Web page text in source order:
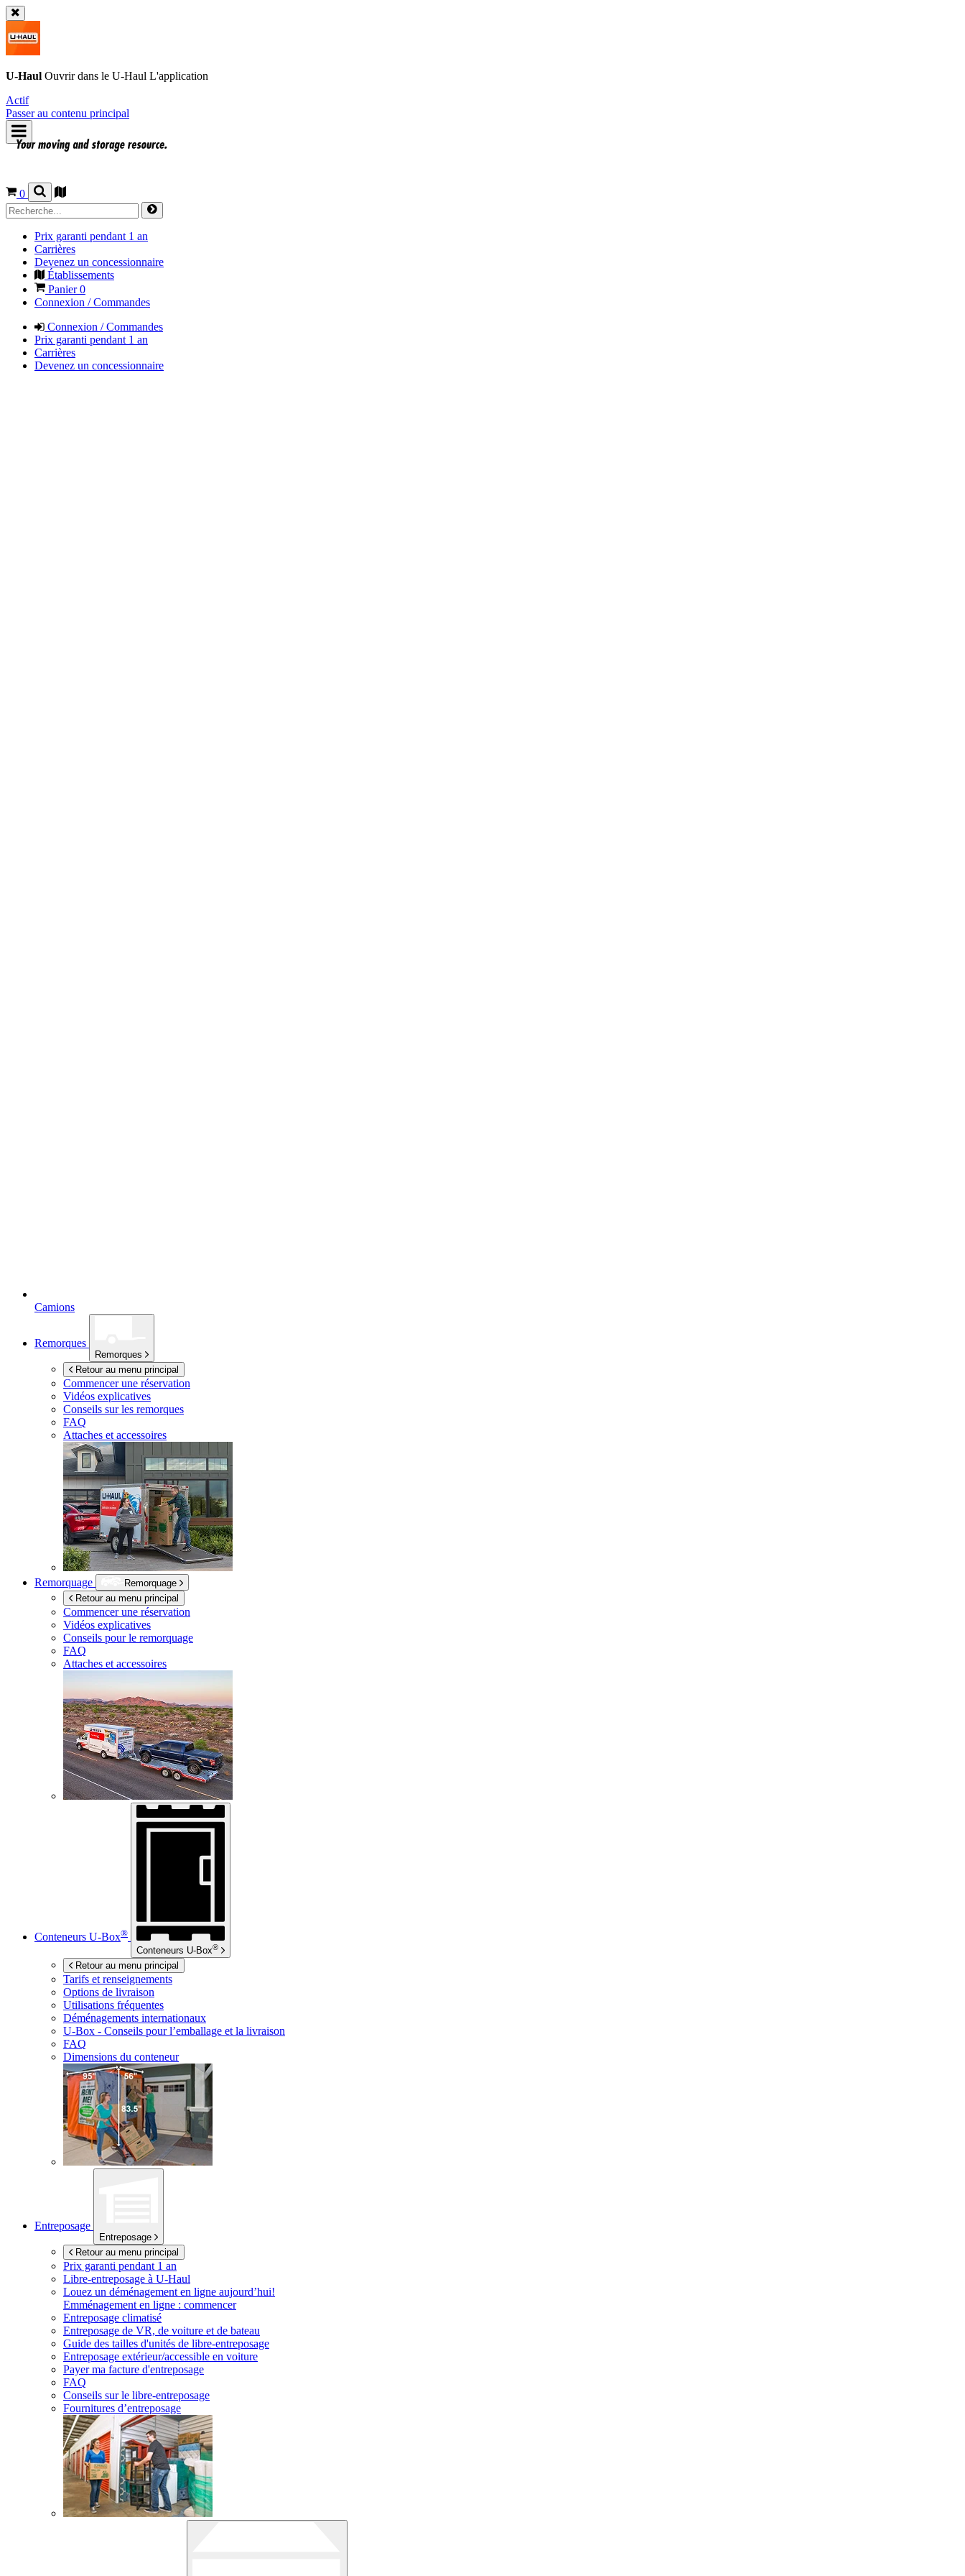
U-Haul Ouvrir dans le U-Haul L'application
Actif
Passer au contenu principal
0
Prix garanti pendant 1 an
Carrières
Devenez un concessionnaire
Établissements
Panier0
Connexion / Commandes
Connexion / Commandes
Prix garanti pendant 1 an
Carrières
Devenez un concessionnaire
Camions
Remorques
Remorques
Retour au menu principal
Commencer une réservation
Vidéos explicatives
Conseils sur les remorques
FAQ
Attaches et accessoires
Remorquage
Remorquage
Retour au menu principal
Commencer une réservation
Vidéos explicatives
Conseils pour le remorquage
FAQ
Attaches et accessoires
Conteneurs U-Box®
Conteneurs U-Box®
Retour au menu principal
Tarifs et renseignements
Options de livraison
Utilisations fréquentes
Déménagements internationaux
U-Box - Conseils pour l’emballage et la livraison
FAQ
Dimensions du conteneur
Entreposage
Entreposage
Retour au menu principal
Prix garanti pendant 1 an
Libre-entreposage à U-Haul
Louez un déménagement en ligne aujourd’hui!
Emménagement en ligne : commencer
Entreposage climatisé
Entreposage de VR, de voiture et de bateau
Guide des tailles d'unités de libre-entreposage
Entreposage extérieur/accessible en voiture
Payer ma facture d'entreposage
FAQ
Conseils sur le libre-entreposage
Fournitures d’entreposage